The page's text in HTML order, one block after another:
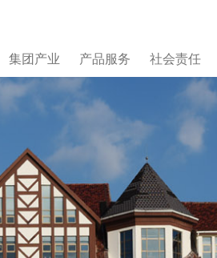
集团产业 产品服务 社会责任